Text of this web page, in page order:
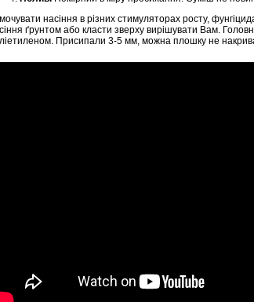
насіння в різних стимуляторах росту,
ґрунтом або класти зверху вирішувати Вам.
Присипали 3-5 мм, можна плошку не